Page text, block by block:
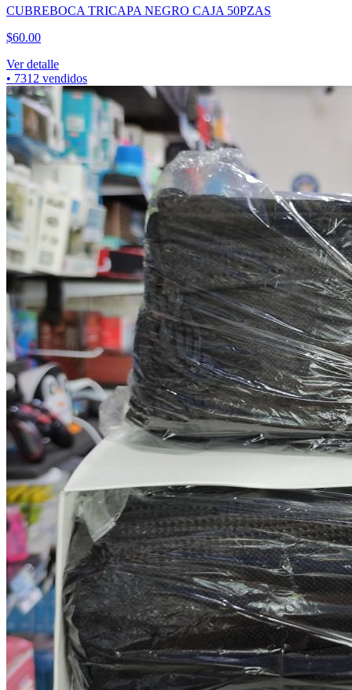
CUBREBOCA TRICAPA NEGRO CAJA 50PZAS
$60.00
Ver detalle
• 7312 vendidos